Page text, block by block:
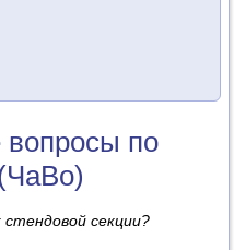
по
секции?